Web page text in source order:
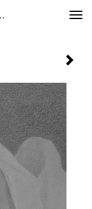
- Black Maria